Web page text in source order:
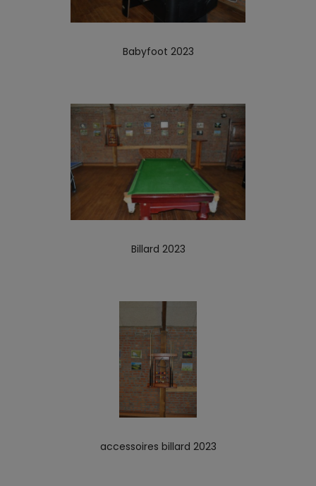
Babyfoot 2023
Billard 2023
accessoires billard 2023